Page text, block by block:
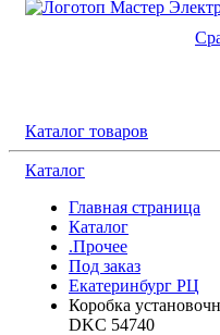
Каталог товаров
Каталог
Главная страница
Каталог
.Прочее
Под заказ
Екатеринбург РЦ
Коробка
DKC 54740